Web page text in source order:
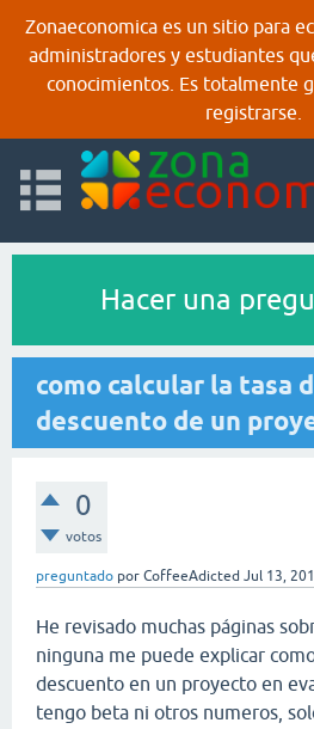
Zonaeconomica es un sitio para
administradores y estudiantes
conocimientos. Es totalmente
registrarse.
Hacer una
como calcular la tasa
descuento de un
0
votos
preguntado por CoffeeAdicted Jul 13,
He revisado muchas páginas
ninguna me puede explicar
descuento en un proyecto en
tengo beta ni otros numeros,